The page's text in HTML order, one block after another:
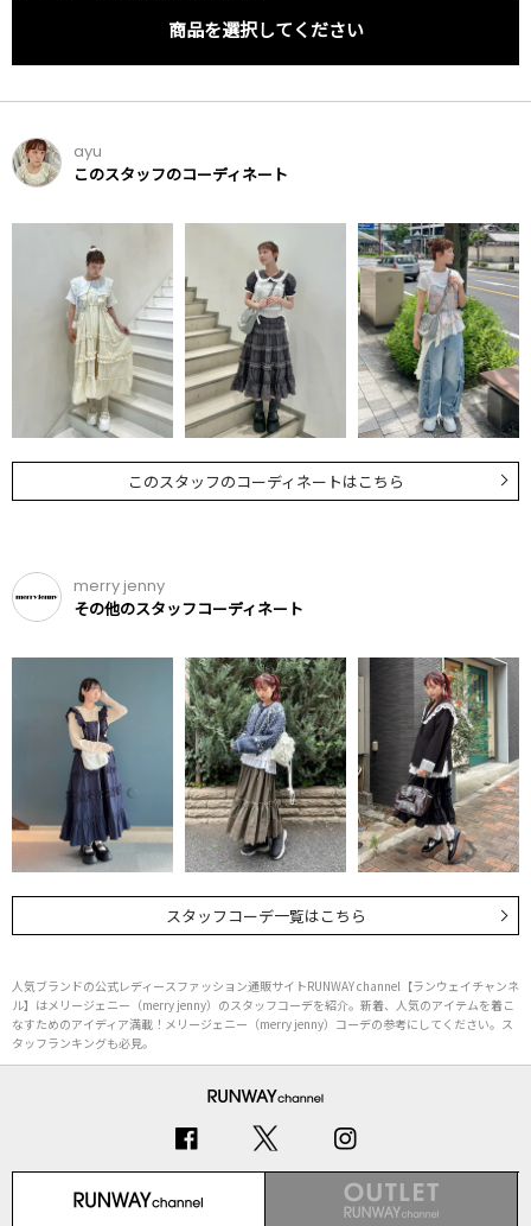
商品を選択してください
ayu
このスタッフのコーディネート
このスタッフのコーディネートはこちら
merry jenny
その他のスタッフコーディネート
スタッフコーデ一覧はこちら
人気ブランドの公式レディースファッション通販サイトRUNWAY channel【ランウェイチャンネ
ル】はメリージェニー（merry jenny）のスタッフコーデを紹介。新着、人気のアイテムを着こ
なすためのアイディア満載！メリージェニー（merry jenny）コーデの参考にしてください。ス
タッフランキングも必見。